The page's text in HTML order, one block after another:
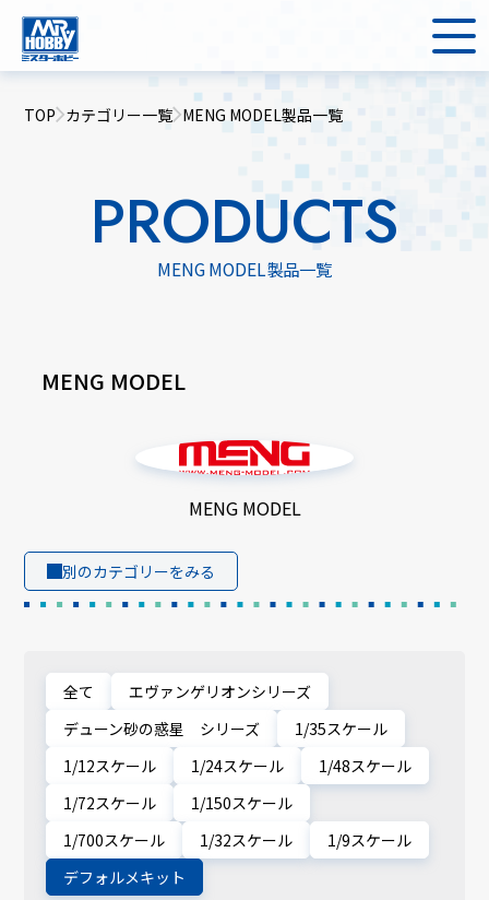
TOP カテゴリー一覧 MENG MODEL製品一覧
PRODUCTS
MENG MODEL製品一覧
MENG MODEL
MENG MODEL
別のカテゴリーをみる
全て
エヴァンゲリオンシリーズ
デューン砂の惑星 シリーズ
1/35スケール
1/12スケール
1/24スケール
1/48スケール
1/72スケール
1/150スケール
1/700スケール
1/32スケール
1/9スケール
デフォルメキット